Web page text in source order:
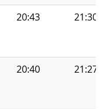
20:43 21:30
20:40 21:27